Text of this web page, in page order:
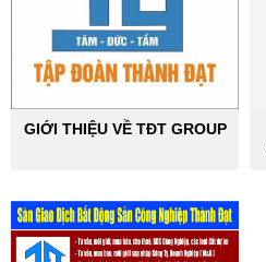
GIỚI THIỆU VỀ TĐT GROUP